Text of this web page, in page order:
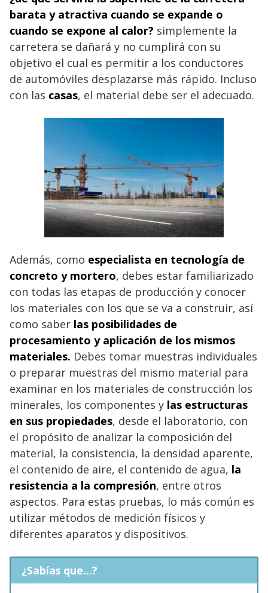
barata y atractiva cuando se expande o
cuando se expone al calor? simplemente la
carretera se dañará y no cumplirá con su
objetivo el cual es permitir a los conductores
de automóviles desplazarse más rápido. Incluso
con las casas, el material debe ser el adecuado.
Además, como especialista en tecnología de
concreto y mortero, debes estar familiarizado
con todas las etapas de producción y conocer
los materiales con los que se va a construir, así
como saber las posibilidades de
procesamiento y aplicación de los mismos
materiales. Debes tomar muestras individuales
o preparar muestras del mismo material para
examinar en los materiales de construcción los
minerales, los componentes y las estructuras
en sus propiedades, desde el laboratorio, con
el propósito de analizar la composición del
material, la consistencia, la densidad aparente,
el contenido de aire, el contenido de agua, la
resistencia a la compresión, entre otros
aspectos. Para estas pruebas, lo más común es
utilizar métodos de medición físicos y
diferentes aparatos y dispositivos.
¿Sabías que...?